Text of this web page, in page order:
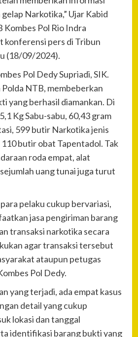
Narkotika,” Ujar Kabid
Kombes Pol Rio Indra
konferensi pers di Tribun
(18/09/2024).
Pol Dedy Supriadi, SIK.
NTB, membeberkan
yang berhasil diamankan. Di
Kg Sabu-sabu, 60,43 gram
599 butir Narkotika jenis
butir obat Tapentadol. Tak
roda empat, alat
uang tunai juga turut
pelaku cukup bervariasi,
jasa pengiriman barang
transaksi narkotika secara
agar transaksi tersebut
ataupun petugas
Pol Dedy.
yang terjadi, ada empat kasus
detail yang cukup
lokasi dan tanggal
identifikasi barang bukti yang